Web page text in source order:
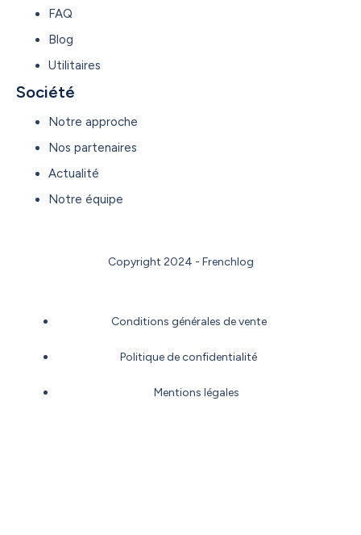
FAQ
Blog
Utilitaires
Société
Notre approche
Nos partenaires
Actualité
Notre équipe
Copyright 2024 - Frenchlog
Conditions générales de vente
Politique de confidentialité
Mentions légales